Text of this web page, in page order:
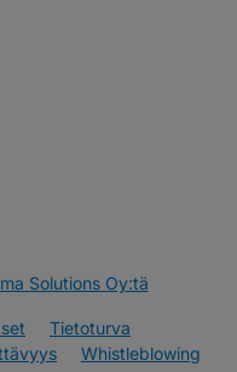
Solutions Oy:tä
Tietoturva
Whistleblowing